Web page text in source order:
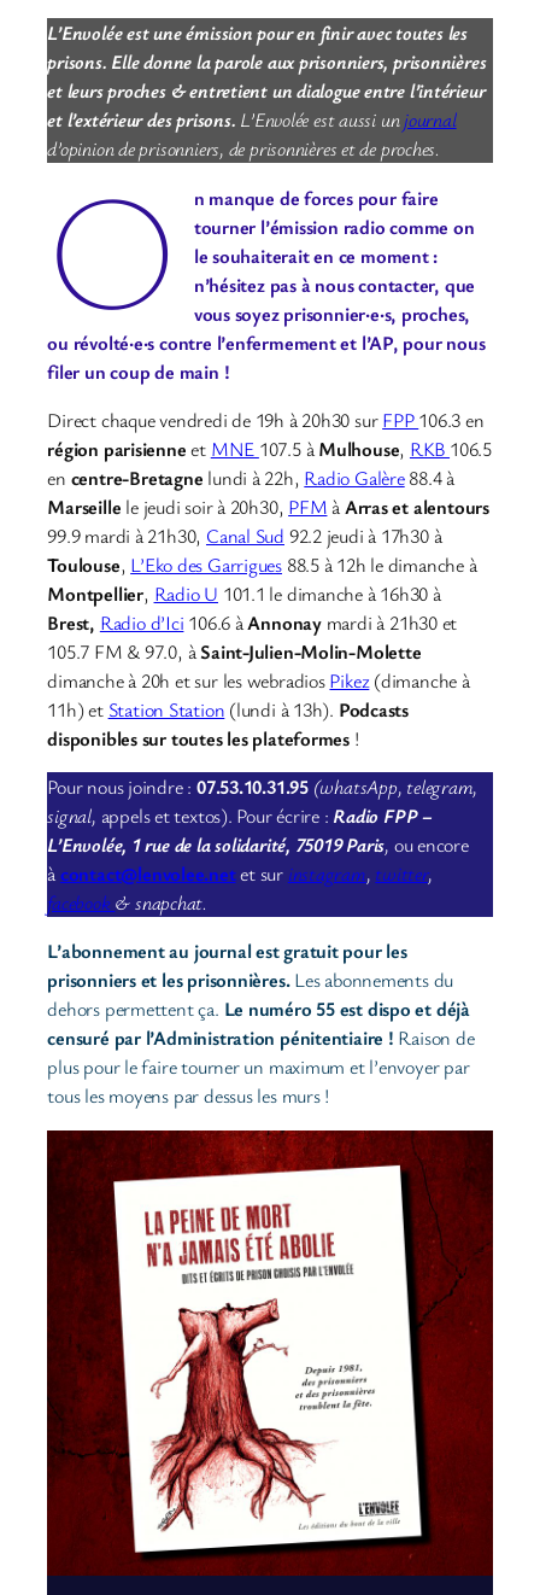
L’Envolée est une émission pour en finir avec toutes les
prisons. Elle donne la parole aux prisonniers, prisonnières
et leurs proches & entretient un dialogue entre l’intérieur
et l’extérieur des prisons. L’Envolée est aussi unjournal
d’opinion de prisonniers, de prisonnières et de proches.
O
n manque de forces pour faire
tourner l’émission radio comme on
le souhaiterait en ce moment :
n’hésitez pas à nous contacter, que
vous soyez prisonnier·e·s, proches,
ou révolté·e·s contre l’enfermement et l’AP, pour nous
filer un coup de main !
Direct chaque vendredi de 19h à 20h30 surFPP106.3 en
région parisienneet MNE 107.5 àMulhouse, RKB 106.5
en centre-Bretagne lundi à 22h, Radio Galère88.4 à
Marseille le jeudi soir à 20h30, PFMàArras et alentours
99.9 mardi à 21h30, Canal Sud 92.2 jeudi à 17h30 à
Toulouse, L’Eko des Garrigues 88.5 à 12h le dimanche à
Montpellier, Radio U 101.1 le dimanche à 16h30 à
Brest, Radio d’Ici 106.6 àAnnonay mardi à 21h30 et
105.7 FM & 97.0, àSaint-Julien-Molin-Molette
dimanche à 20h et sur les webradiosPikez(dimanche à
11h) et Station Station (lundi à 13h). Podcasts
disponibles sur toutes les plateformes !
Pour nous joindre : 07.53.10.31.95 (whatsApp, telegram,
signal, appels et textos). Pour écrire : Radio FPP –
L’Envolée, 1 rue de la solidarité, 75019 Paris, ou encore
àcontact@lenvolee.netet sur instagram, twitter,
facebook& snapchat.
L’abonnement au journal est gratuit pour les
prisonniers et les prisonnières.Les abonnements du
dehors permettent ça. Le numéro 55 est dispo et déjà
censuré par l’Administration pénitentiaire ! Raison de
plus pour le faire tourner un maximum et l’envoyer par
tous les moyens par dessus les murs !